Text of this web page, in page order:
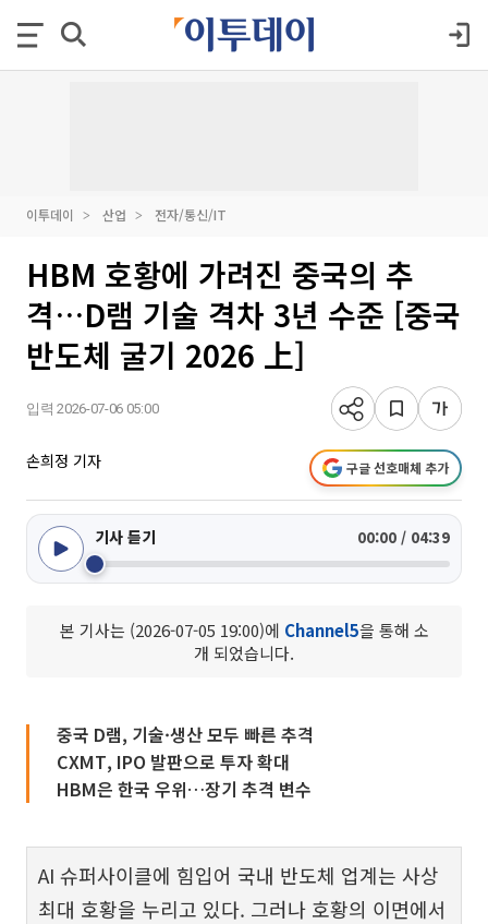
이투데이 산업 전자/통신/IT
HBM 호황에 가려진 중국의 추
격…D램 기술 격차 3년 수준 [중국
반도체 굴기 2026 上]
입력 2026-07-06 05:00
손희정 기자 구글 선호매체 추가
기사 듣기 00:00 / 04:39
본 기사는 (2026-07-05 19:00)에 Channel5을 통해 소
개 되었습니다.
중국 D램, 기술·생산 모두 빠른 추격
CXMT, IPO 발판으로 투자 확대
HBM은 한국 우위…장기 추격 변수
AI 슈퍼사이클에 힘입어 국내 반도체 업계는 사상
최대 호황을 누리고 있다. 그러나 호황의 이면에서